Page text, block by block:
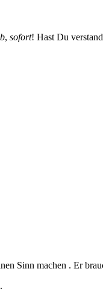
, sofort! Hast Du
Sinn machen . Er